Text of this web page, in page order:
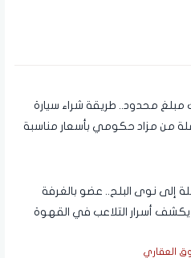
مبلغ محدود.. طريقة شراء سيارة
من مزاد حكومي بأسعار مناسبة
إلى نوى البلح.. عضو بالغرفة
يكشف أسرار التلاعب في القهوة
العقاري